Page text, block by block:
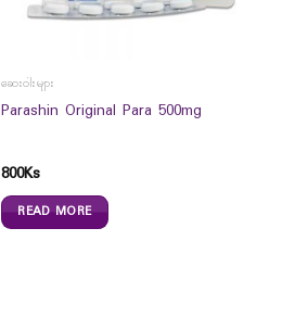
ဆေးဝါးများ
Parashin Original Para 500mg
800Ks
READ MORE